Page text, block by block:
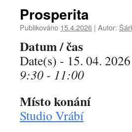
Prosperita
Publikováno 15.4.2026 | Autor:
Datum / čas
Date(s) - 15. 04. 2026
9:30 - 11:00
Místo konání
Studio Vrábí